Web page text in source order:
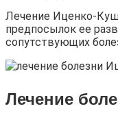
Лечение Иценко-
предпосылок ее
сопутствующих
Лечение